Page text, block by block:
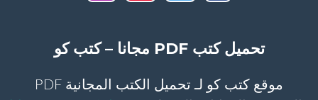
تحميل كتب PDF مجانا – كتب كو
موقع كتب كو لـ تحميل الكتب المجانية PDF